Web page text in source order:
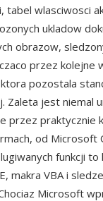
wlasciwosci
ukladow
obrazow,
przez kolejne
pozostala
Zaleta jest niemal
przez praktycznie
od Microsoft
funkcji to
makra VBA i
Microsoft